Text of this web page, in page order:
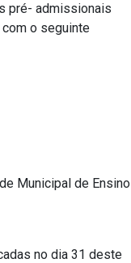
pré- admissionais
com o seguinte
Municipal de Ensino
no dia 31 deste